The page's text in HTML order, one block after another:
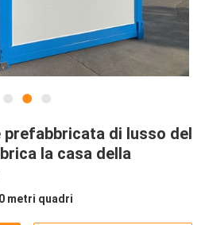
prefabbricata di lusso del
la casa della
metri quadri